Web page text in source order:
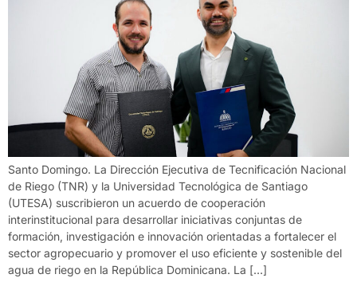
Santo Domingo. La Dirección Ejecutiva de Tecnificación Nacional
de Riego (TNR) y la Universidad Tecnológica de Santiago
(UTESA) suscribieron un acuerdo de cooperación
interinstitucional para desarrollar iniciativas conjuntas de
formación, investigación e innovación orientadas a fortalecer el
sector agropecuario y promover el uso eficiente y sostenible del
agua de riego en la República Dominicana. La […]